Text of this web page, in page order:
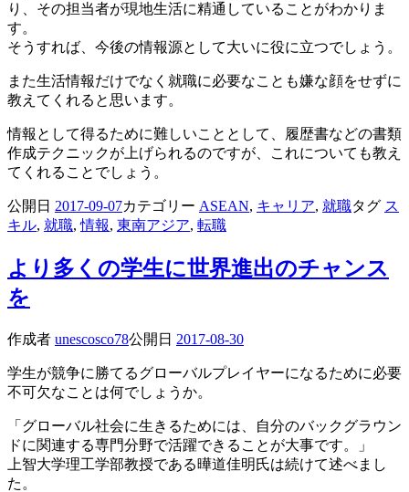
り、その担当者が現地生活に精通していることがわかりま
す。
そうすれば、今後の情報源として大いに役に立つでしょう。
また生活情報だけでなく就職に必要なことも嫌な顔をせずに
教えてくれると思います。
情報として得るために難しいこととして、履歴書などの書類
作成テクニックが上げられるのですが、これについても教え
てくれることでしょう。
公開日 2017-09-07カテゴリー ASEAN, キャリア, 就職タグ ス
キル, 就職,情報, 東南アジア, 転職
より多くの学生に世界進出のチャンス
を
作成者 unescosco78公開日 2017-08-30
学生が競争に勝てるグローバルプレイヤーになるために必要
不可欠なことは何でしょうか。
「グローバル社会に生きるためには、自分のバックグラウン
ドに関連する専門分野で活躍できることが大事です。」
上智大学理工学部教授である曄道佳明氏は続けて述べまし
た。